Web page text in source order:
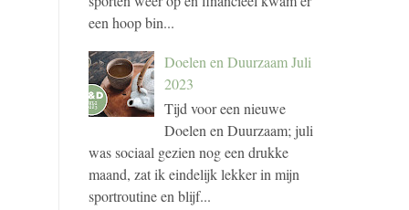
een hoop bin...
Doelen en Duurzaam Juli
2023
Tijd voor een nieuwe
Doelen en Duurzaam; juli
was sociaal gezien nog een drukke
maand, zat ik eindelijk lekker in mijn
sportroutine en blijf...